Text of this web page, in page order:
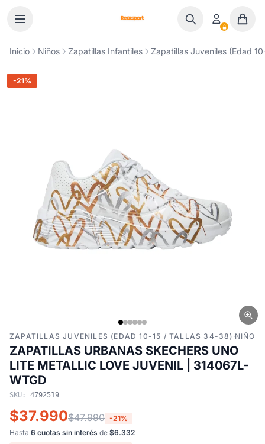
Inicio Niños Zapatillas Infantiles Zapatillas Juveniles (Edad
-21%
ZAPATILLAS JUVENILES (EDAD 10-15 / TALLAS 34-38) ·NIÑO
ZAPATILLAS URBANAS SKECHERS UNO
LITE METALLIC LOVE JUVENIL | 314067L-
WTGD
SKU: 4792519
$37.990$47.990 -21%
Hasta 6 cuotas sin interés de $6.332